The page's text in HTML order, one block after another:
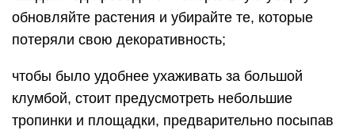
обновляйте растения и убирайте те, которые
потеряли свою декоративность;
чтобы было удобнее ухаживать за большой
клумбой, стоит предусмотреть небольшие
тропинки и площадки, предварительно посыпав